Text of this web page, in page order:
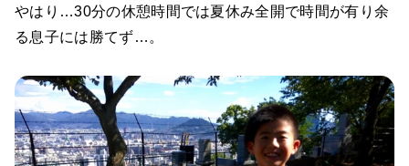
やはり…30分の休憩時間では夏休み全開で時間が有り余
る息子には勝てず…。